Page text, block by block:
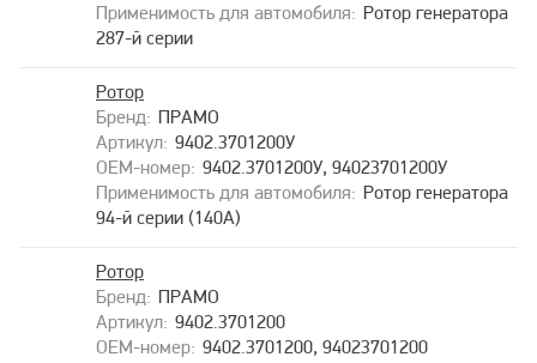
Ротор генератора
287-й серии
ПРАМО
9402.3701200У
9402.3701200У, 94023701200У
Ротор
Ротор генератора
94-й серии (140А)
ПРАМО
9402.3701200
9402.3701200, 94023701200
Ротор